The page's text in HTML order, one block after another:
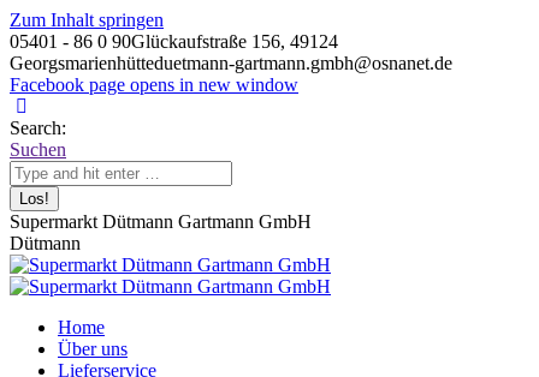
Zum Inhalt springen
05401 - 86 0 90Glückaufstraße 156, 49124
Georgsmarienhütteduetmann-gartmann.gmbh@osnanet.de
Facebook page opens in new window
Search:
Suchen
Supermarkt Dütmann Gartmann GmbH
Dütmann
Home
Über uns
Lieferservice